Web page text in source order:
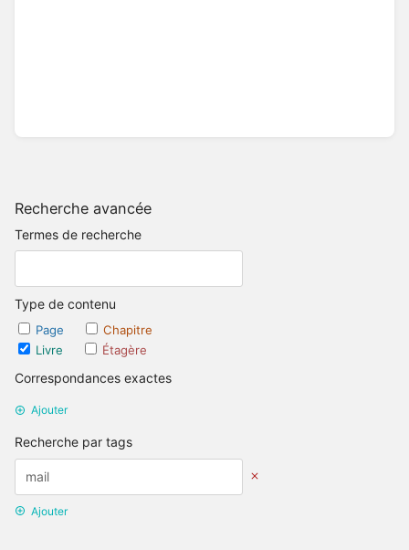
Recherche avancée
Termes de recherche
Type de contenu
Page
Chapitre
Livre
Étagère
Correspondances exactes
Ajouter
Recherche par tags
Ajouter